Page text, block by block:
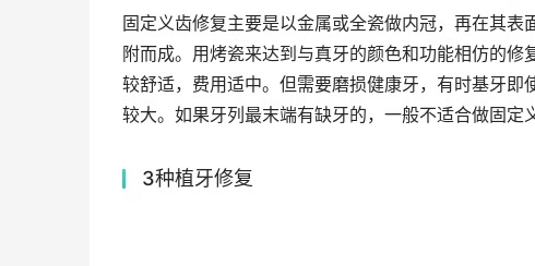
固定义齿修复主要是以金属或全瓷做内冠，再在其
附而成。用烤瓷来达到与真牙的颜色和功能相仿的
较舒适，费用适中。但需要磨损健康牙，有时基牙
较大。如果牙列最末端有缺牙的，一般不适合做固定
3种植牙修复